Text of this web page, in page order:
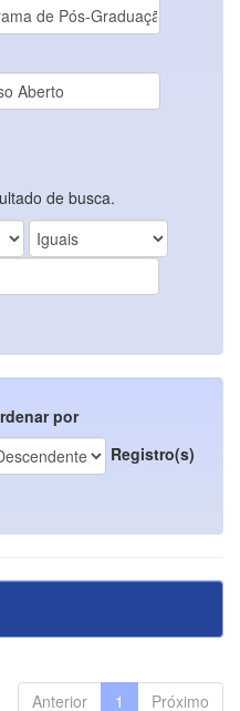
de busca.
por
Registro(s)
Anterior 1 Próximo